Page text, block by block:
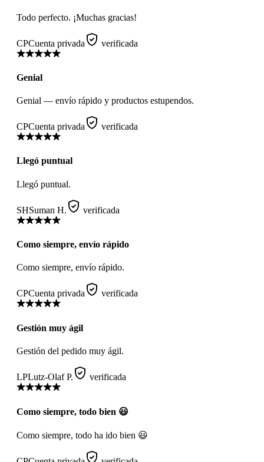
Todo perfecto. ¡Muchas gracias!
CPCuenta privada verificada
Genial
Genial — envío rápido y productos estupendos.
CPCuenta privada verificada
Llegó puntual
Llegó puntual.
SHSuman H. verificada
Como siempre, envío rápido
Como siempre, envío rápido.
CPCuenta privada verificada
Gestión muy ágil
Gestión del pedido muy ágil.
LPLutz-Olaf P. verificada
Como siempre, todo bien 😃
Como siempre, todo ha ido bien 😃